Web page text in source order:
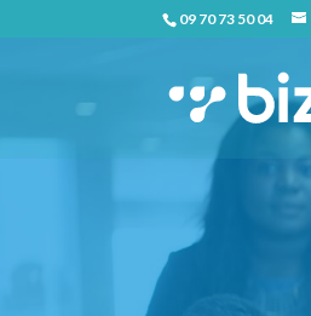
09 70 73 50 04